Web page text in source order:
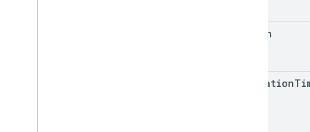
domain
expiration